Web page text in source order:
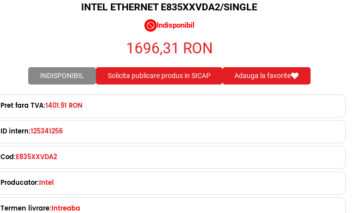
INTEL ETHERNET E835XXVDA2/SINGLE
Indisponibil
1696,31 RON
INDISPONIBIL Solicita publicare produs in SICAP Adauga la favorite
Pret fara TVA:1401.91 RON
ID intern:125341256
Cod:E835XXVDA2
Producator:Intel
Termen livrare:Intreaba